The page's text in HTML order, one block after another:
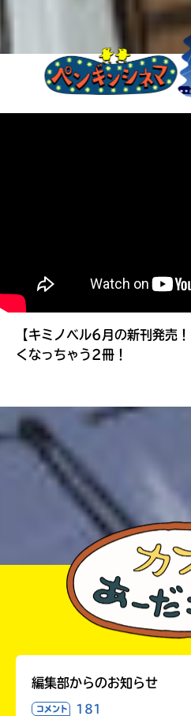
【キミノベル6月の新刊発売
くなっちゃう2冊！
編集部からのお知らせ
コメント 181